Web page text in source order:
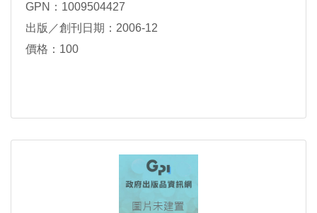
GPN：1009504427
出版／創刊日期：2006-12
價格：100